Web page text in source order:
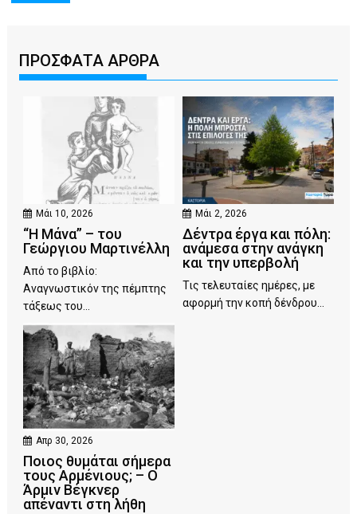
ΠΡΟΣΦΑΤΑ ΑΡΘΡΑ
Μάι 10, 2026
“Η Μάνα” – του
Γεώργιου Μαρτινέλλη
Από το βιβλίο:
Αναγνωστικόν της πέμπτης
τάξεως του...
Μάι 2, 2026
Δέντρα έργα και πόλη:
ανάμεσα στην ανάγκη
και την υπερβολή
Τις τελευταίες ημέρες, με
αφορμή την κοπή δένδρου...
Απρ 30, 2026
Ποιος θυμάται σήμερα
τους Αρμένιους; – Ο
Άρμιν Βέγκνερ
απέναντι στη λήθη